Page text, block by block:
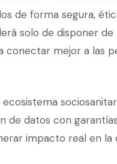
de forma segura,
solo de disponer de
conectar mejor a las
de datos con
impacto real en la